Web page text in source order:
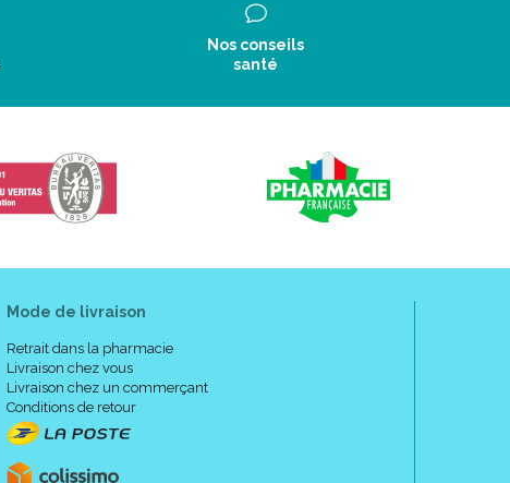
Nos conseils
santé
Mode de livraison
Retrait dans la pharmacie
Livraison chez vous
Livraison chez un commerçant
Conditions de retour